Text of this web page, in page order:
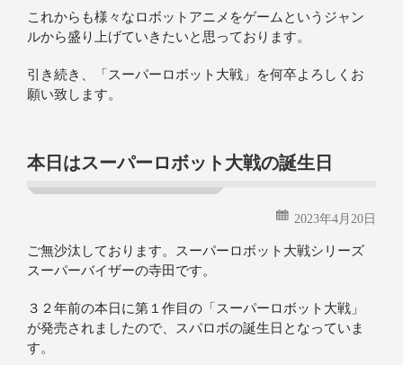
これからも様々なロボットアニメをゲームというジャン
ルから盛り上げていきたいと思っております。
引き続き、「スーパーロボット大戦」を何卒よろしくお
願い致します。
本日はスーパーロボット大戦の誕生日
2023年4月20日
ご無沙汰しております。スーパーロボット大戦シリーズ
スーパーバイザーの寺田です。
３２年前の本日に第１作目の「スーパーロボット大戦」
が発売されましたので、スパロボの誕生日となっていま
す。